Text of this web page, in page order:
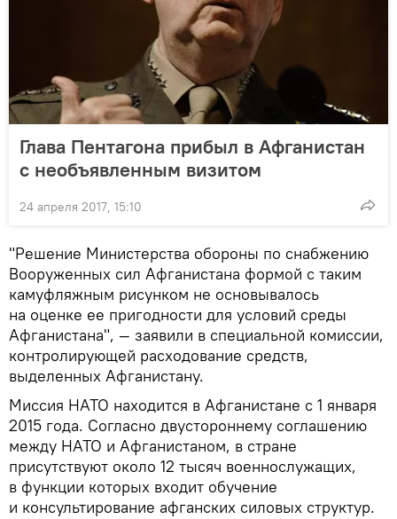
Глава Пентагона прибыл в Афганистан
с необъявленным визитом
24 апреля 2017, 15:10
"Решение Министерства обороны по снабжению
Вооруженных сил Афганистана формой с таким
камуфляжным рисунком не основывалось
на оценке ее пригодности для условий среды
Афганистана", — заявили в специальной комиссии,
контролирующей расходование средств,
выделенных Афганистану.
Миссия НАТО находится в Афганистане с 1 января
2015 года. Согласно двустороннему соглашению
между НАТО и Афганистаном, в стране
присутствуют около 12 тысяч военнослужащих,
в функции которых входит обучение
и консультирование афганских силовых структур.